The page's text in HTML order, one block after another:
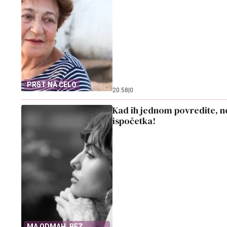
PRST NA ČELO
20:58 0
Kad ih jednom povredite,
ispočetka!